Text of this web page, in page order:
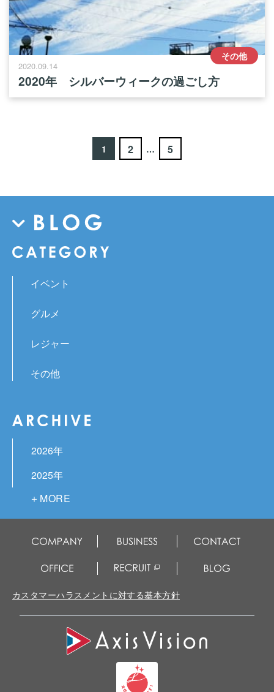
2020.09.14
2020年 シルバーウィークの過ごし方
その他
1 2 … 5
イベント
グルメ
レジャー
その他
2026年
2025年
2024年
2022年
2021年
2020年
カスタマーハラスメントに対する基本方針